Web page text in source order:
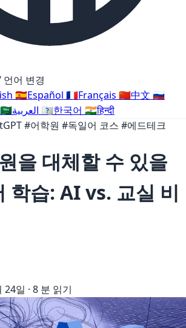
어 변경
🇪🇸Español 🇫🇷Français 🇨🇳中文 🇷🇺
🇸🇦 🇰🇷한국어 🇮🇳हिन्दी
#어학원 #독일어 코스 #에드테크
을 대체할 수 있을
학습: AI vs. 교실 비
24일 · 8 분 읽기